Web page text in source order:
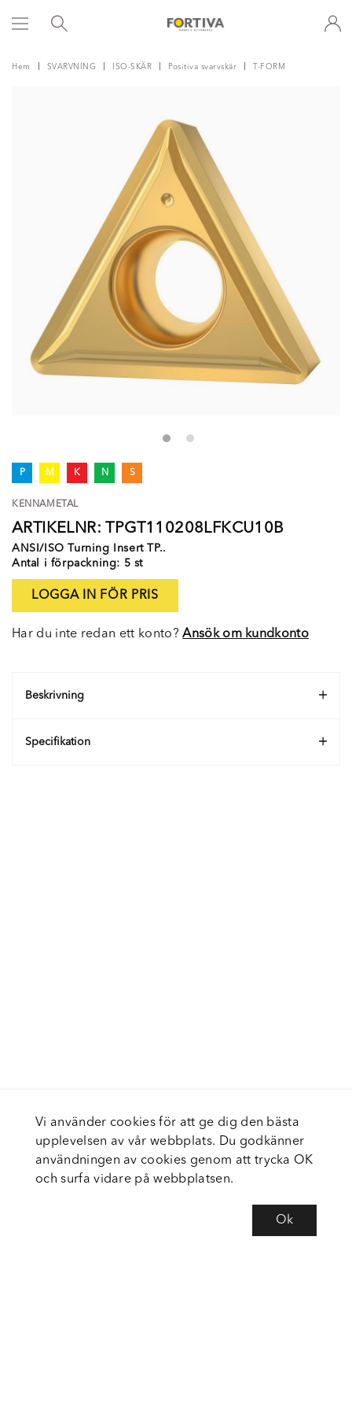
Hem SVARVNING ISO-SKÄR Positiva svarvskär T-FORM
P M K N S
KENNAMETAL
ARTIKELNR: TPGT110208LFKCU10B
ANSI/ISO Turning Insert TP..
Antal i förpackning: 5 st
LOGGA IN FÖR PRIS
Har du inte redan ett konto?Ansök om kundkonto
Beskrivning
Specifikation
Vi använder cookies för att ge dig den bästa
upplevelsen av vår webbplats. Du godkänner
användningen av cookies genom att trycka OK
och surfa vidare på webbplatsen.
Ok